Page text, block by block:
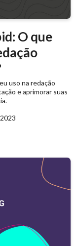
O que
uso na redação
e aprimorar suas